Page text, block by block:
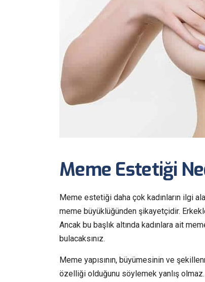
Meme Estetiği
Meme estetiği daha çok kadınların ilgi
meme büyüklüğünden şikayetçidir.
Ancak bu başlık altında kadınlara ait
bulacaksınız.
Meme yapısının, büyümesinin ve
özelliği olduğunu söylemek yanlış